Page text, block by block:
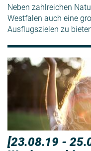
Neben zahlreichen
Westfalen auch eine
Ausflugszielen zu
[23.08.19 -